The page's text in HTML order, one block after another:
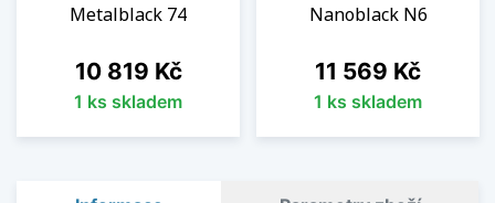
Metalblack 74
Cena
10 819 Kč
1 ks skladem
Nanoblack N6
Cena
11 569 Kč
1 ks skladem